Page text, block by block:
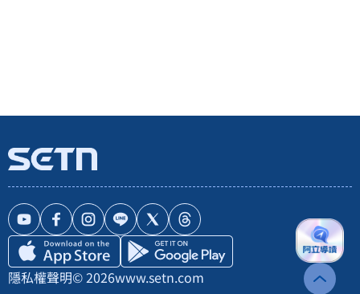
隱私權聲明© 2026www.setn.com